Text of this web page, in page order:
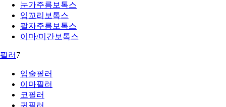
눈가주름보톡스
입꼬리보톡스
팔자주름보톡스
이마/미간보톡스
필러 7
입술필러
이마필러
코필러
귀필러